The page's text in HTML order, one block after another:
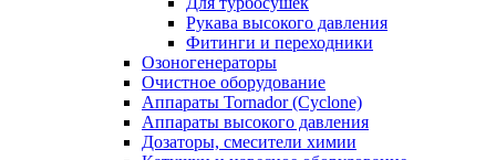
Рукава высокого давления
Фитинги и переходники
Озоногенераторы
Очистное оборудование
Аппараты Tornador (Cyclone)
Аппараты высокого давления
Дозаторы, смесители химии